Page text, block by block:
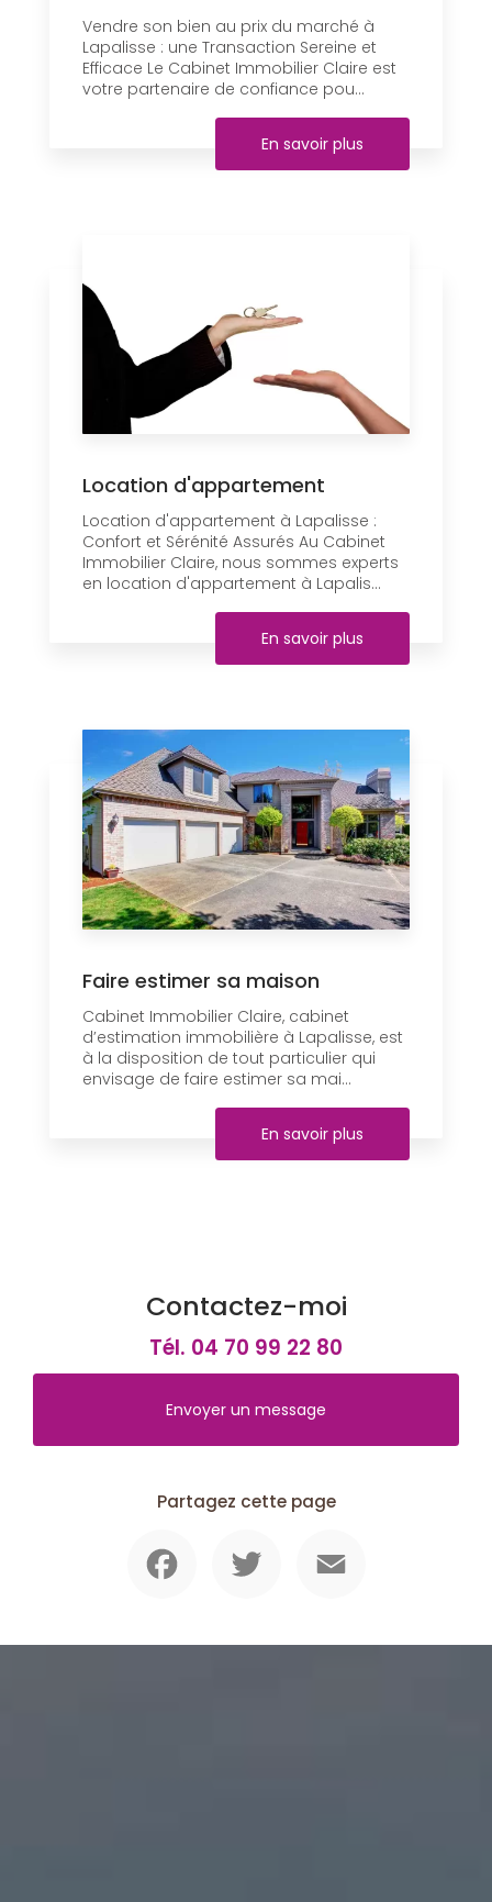
Vendre son bien au prix du marché à
Lapalisse : une Transaction Sereine et
Efficace Le Cabinet Immobilier Claire est
votre partenaire de confiance pou...
En savoir plus
Location d'appartement
Location d'appartement à Lapalisse :
Confort et Sérénité Assurés Au Cabinet
Immobilier Claire, nous sommes experts
en location d'appartement à Lapalis...
En savoir plus
Faire estimer sa maison
Cabinet Immobilier Claire, cabinet
d’estimation immobilière à Lapalisse, est
à la disposition de tout particulier qui
envisage de faire estimer sa mai...
En savoir plus
Contactez-moi
Tél. 04 70 99 22 80
Envoyer un message
Partagez cette page